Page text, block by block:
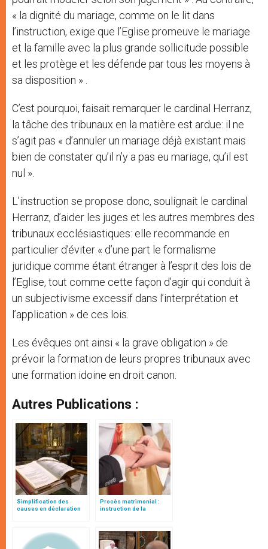
« la dignité du mariage, comme on le lit dans
l’instruction, exige que l’Eglise promeuve le mariage
et la famille avec la plus grande sollicitude possible
et les protège et les défende par tous les moyens à
sa disposition » .
C’est pourquoi, faisait remarquer le cardinal Herranz,
la tâche des tribunaux en la matière est ardue: il ne
s’agit pas « d’annuler un mariage déjà existant mais
bien de constater qu’il n’y a pas eu mariage, qu’il est
nul ».
L’instruction se propose donc, soulignait le cardinal
Herranz, d’aider les juges et les autres membres des
tribunaux ecclésiastiques: elle recommande en
particulier d’éviter « d’une part le formalisme
juridique comme étant étranger à l’esprit des lois de
l’Eglise, tout comme cette façon d’agir qui conduit à
un subjectivisme excessif dans l’interprétation et
l’application » de ces lois.
Les évêques ont ainsi « la grave obligation » de
prévoir la formation de leurs propres tribunaux avec
une formation idoine en droit canon.
Autres Publications :
Simplification des
causes en déclaration
Procès matrimonial :
instruction de la